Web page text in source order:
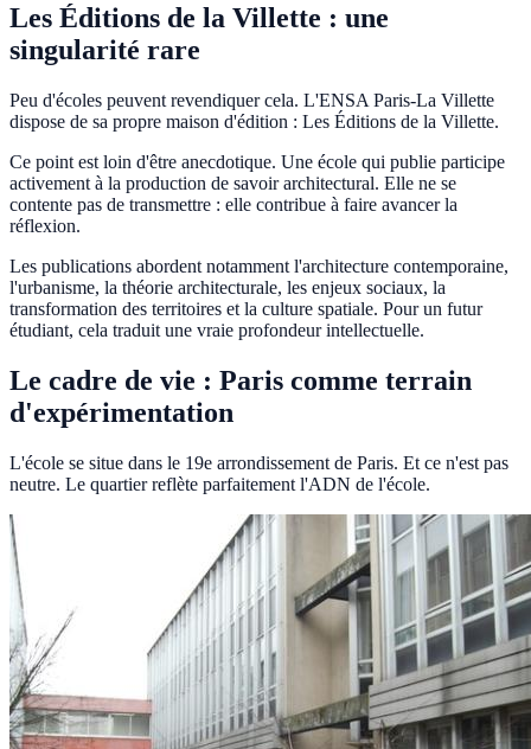
Les Éditions de la Villette : une
singularité rare
Peu d'écoles peuvent revendiquer cela. L'ENSA Paris-La Villette
dispose de sa propre maison d'édition : Les Éditions de la Villette.
Ce point est loin d'être anecdotique. Une école qui publie participe
activement à la production de savoir architectural. Elle ne se
contente pas de transmettre : elle contribue à faire avancer la
réflexion.
Les publications abordent notamment l'architecture contemporaine,
l'urbanisme, la théorie architecturale, les enjeux sociaux, la
transformation des territoires et la culture spatiale. Pour un futur
étudiant, cela traduit une vraie profondeur intellectuelle.
Le cadre de vie : Paris comme terrain
d'expérimentation
L'école se situe dans le 19e arrondissement de Paris. Et ce n'est pas
neutre. Le quartier reflète parfaitement l'ADN de l'école.